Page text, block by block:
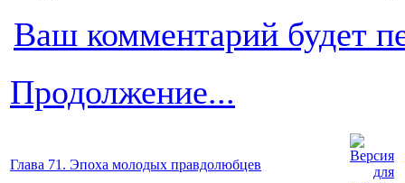
Ваш комментарий будет
Продолжение...
Глава 71. Эпоха молодых правдолюбцев